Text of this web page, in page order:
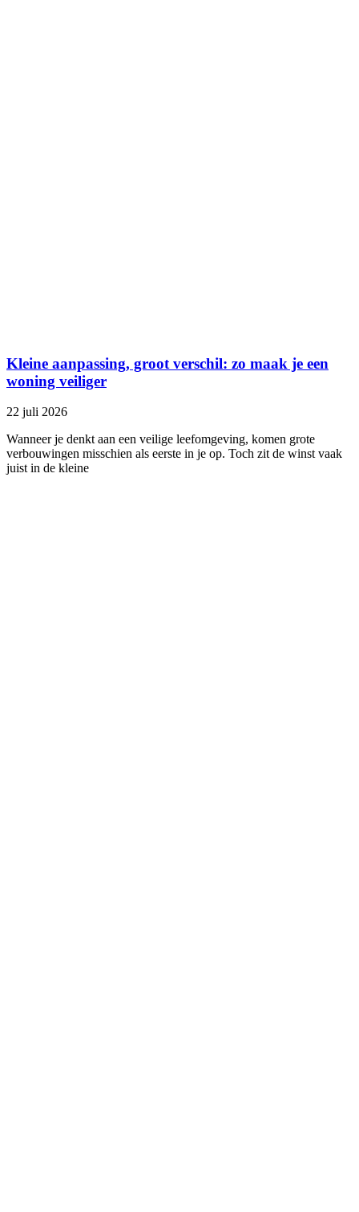
Kleine aanpassing, groot verschil: zo maak je een
woning veiliger
22 juli 2026
Wanneer je denkt aan een veilige leefomgeving, komen grote
verbouwingen misschien als eerste in je op. Toch zit de winst vaak
juist in de kleine